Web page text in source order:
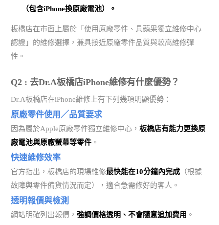
（包含iPhone換原廠電池）。
板橋店在市面上屬於「使用原廠零件、具蘋果獨立維修中心
認證」的維修選擇，兼具接近原廠零件品質與較高維修彈
性。
Q2 : 去Dr.A板橋店iPhone維修有什麼優勢？
Dr.A板橋店在iPhone維修上有下列幾項明顯優勢：
原廠零件使用／品質要求
因為屬於Apple原廠零件獨立維修中心，板橋店有能力更換原
廠電池與原廠螢幕等零件 。
快速維修效率
官方指出，板橋店的現場維修最快能在10分鐘內完成 （根據
故障與零件備貨情況而定），適合急需修好的客人。
透明報價與檢測
網站明確列出報價，強調價格透明、不會隨意追加費用 。